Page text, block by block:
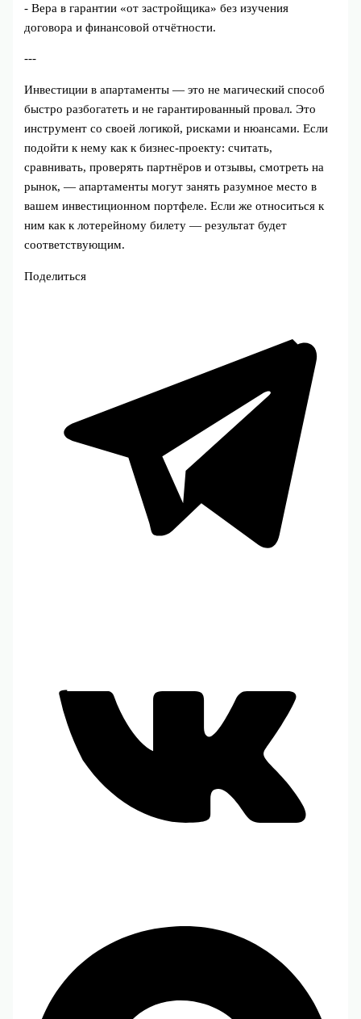
- Вера в гарантии «от застройщика» без изучения
договора и финансовой отчётности.
---
Инвестиции в апартаменты — это не магический способ
быстро разбогатеть и не гарантированный провал. Это
инструмент со своей логикой, рисками и нюансами. Если
подойти к нему как к бизнес‑проекту: считать,
сравнивать, проверять партнёров и отзывы, смотреть на
рынок, — апартаменты могут занять разумное место в
вашем инвестиционном портфеле. Если же относиться к
ним как к лотерейному билету — результат будет
соответствующим.
Поделиться